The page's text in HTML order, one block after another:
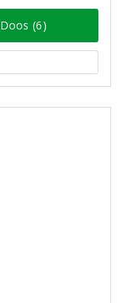
Doos (6)